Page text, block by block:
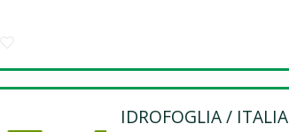
IDROFOGLIA / ITALIA